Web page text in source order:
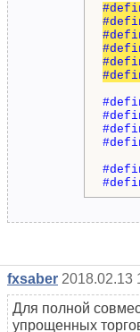
fxsaber 2018.02.13
Для полной
упрощенных